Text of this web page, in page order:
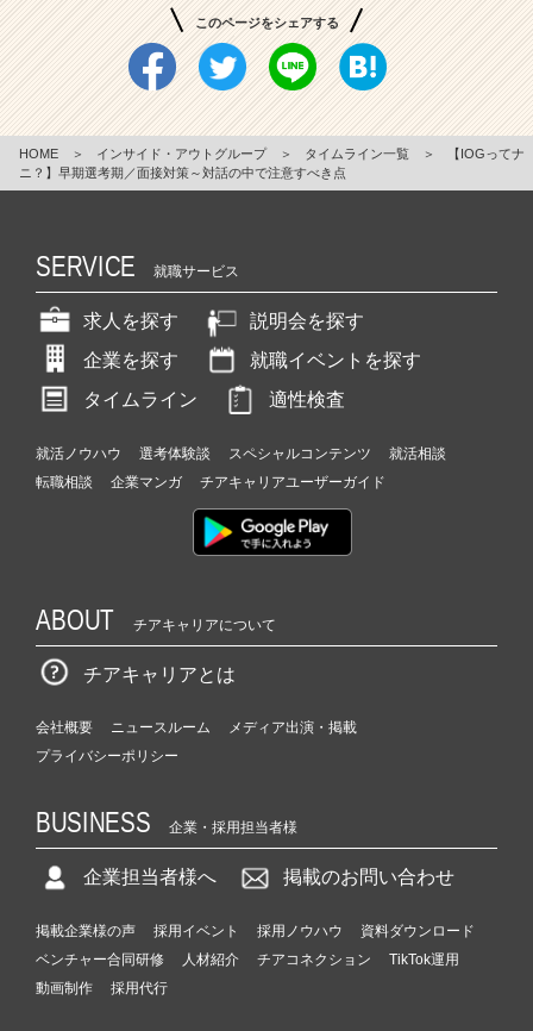
このページをシェアする
HOME ＞ インサイド・アウトグループ ＞ タイムライン一覧 ＞
【IOGってナ
ニ？】早期選考期／面接対策～対話の中で注意すべき点
SERVICE 就職サービス
求人を探す
説明会を探す
企業を探す
就職イベントを探す
タイムライン
適性検査
就活ノウハウ 選考体験談 スペシャルコンテンツ
就活相談
転職相談
企業マンガ チアキャリアユーザーガイド
ABOUT チアキャリアについて
チアキャリアとは
会社概要 ニュースルーム
メディア出演・掲載
プライバシーポリシー
BUSINESS 企業・採用担当者様
企業担当者様へ 掲載のお問い合わせ
掲載企業様の声 採用イベント 採用ノウハウ
資料ダウンロード
ベンチャー合同研修
人材紹介 チアコネクション
TikTok運用
動画制作
採用代行